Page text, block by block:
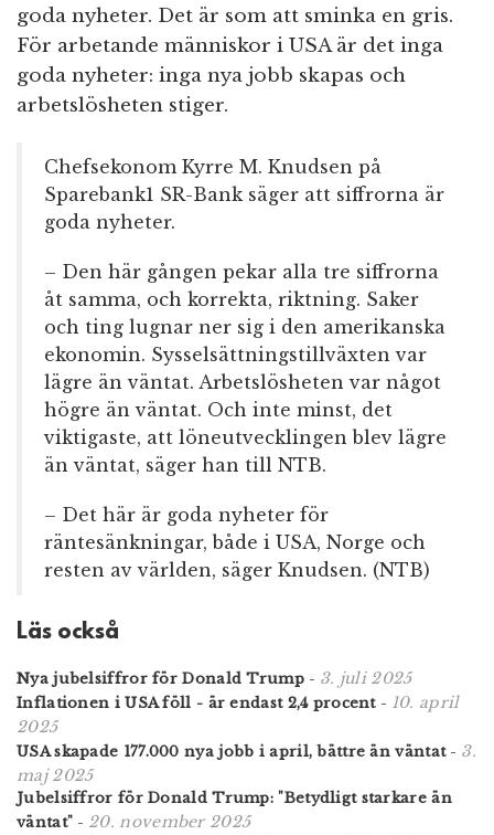
goda nyheter. Det är som att sminka en gris.
För arbetande människor i USA är det inga
goda nyheter: inga nya jobb skapas och
arbetslösheten stiger.
Chefsekonom Kyrre M. Knudsen på
Sparebank1 SR-Bank säger att siffrorna är
goda nyheter.
– Den här gången pekar alla tre siffrorna
åt samma, och korrekta, riktning. Saker
och ting lugnar ner sig i den amerikanska
ekonomin. Sysselsättningstillväxten var
lägre än väntat. Arbetslösheten var något
högre än väntat. Och inte minst, det
viktigaste, att löneutvecklingen blev lägre
än väntat, säger han till NTB.
– Det här är goda nyheter för
räntesänkningar, både i USA, Norge och
resten av världen, säger Knudsen. (NTB)
Läs också
Nya jubelsiffror för Donald Trump- 3. juli 2025
Inflationen i USA föll - är endast 2,4 procent- 10. april
2025
USA skapade 177.000 nya jobb i april, bättre än väntat- 3.
maj 2025
Jubelsiffror för Donald Trump: "Betydligt starkare än
väntat" - 20. november 2025